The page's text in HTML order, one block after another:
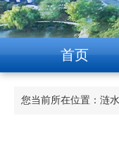
首页
您当前所在位置： 涟